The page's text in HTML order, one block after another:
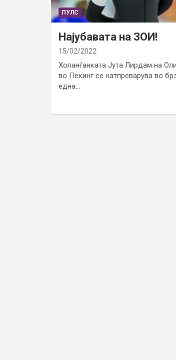
ПУЛС
Најубавата на ЗОИ!
15/02/2022
Холанѓанката Јута Лирдам на
во Пекинг се натпреварува во
една…